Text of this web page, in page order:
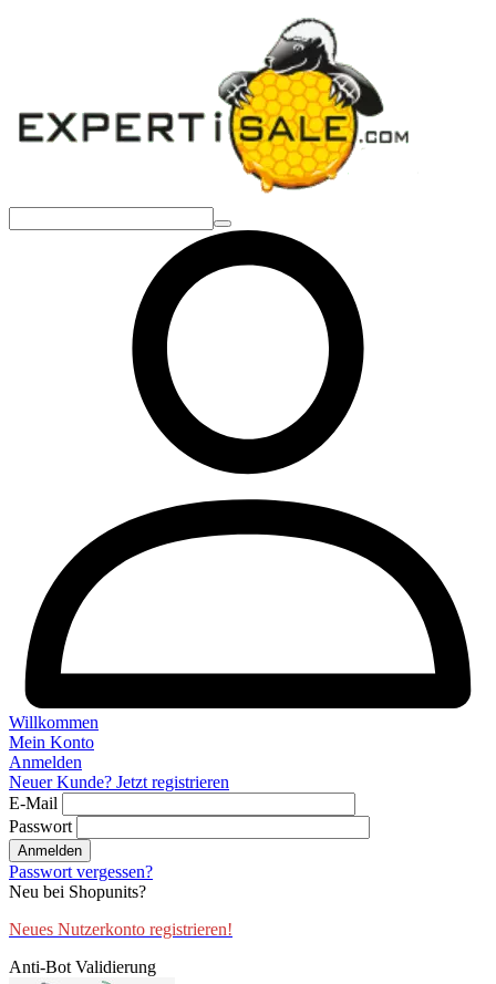
Willkommen
Mein Konto
Anmelden
Neuer Kunde? Jetzt registrieren
E-Mail
Passwort
Anmelden
Passwort vergessen?
Neu bei Shopunits?
Neues Nutzerkonto registrieren!
Anti-Bot Validierung